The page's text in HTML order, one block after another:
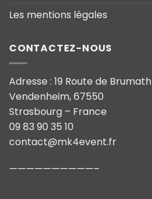
Les mentions légales
CONTACTEZ-NOUS
Adresse : 19 Route de Brumath
Vendenheim, 67550
Strasbourg – France
09 83 90 35 10
contact@mk4event.fr
——————————–